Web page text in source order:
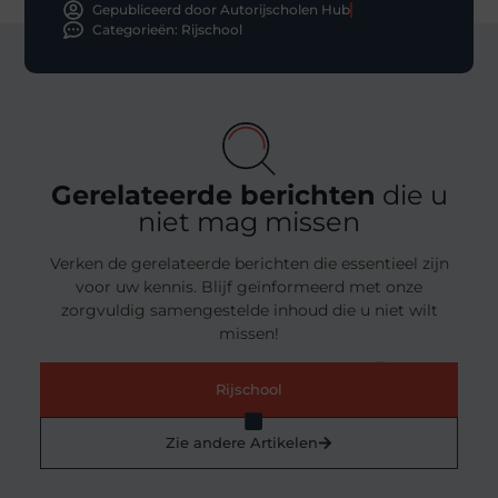
Gepubliceerd door Autorijscholen Hub
Categorieën: Rijschool
Gerelateerde berichten die u
niet mag missen
Verken de gerelateerde berichten die essentieel zijn
voor uw kennis. Blijf geïnformeerd met onze
zorgvuldig samengestelde inhoud die u niet wilt
missen!
Rijschool
Zie andere Artikelen